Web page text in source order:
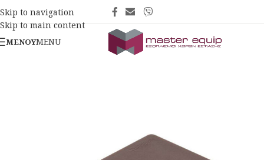
Skip to navigation
Skip to main content
ΜΕΝΟΎMENU